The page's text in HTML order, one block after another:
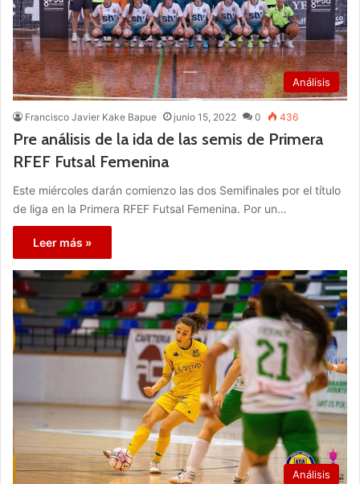
Análisis
Francisco Javier Kake Bapue junio 15, 2022 0 436
Pre análisis de la ida de las semis de Primera
RFEF Futsal Femenina
Este miércoles darán comienzo las dos Semifinales por el título
de liga en la Primera RFEF Futsal Femenina. Por un…
Leer más »
Análisis